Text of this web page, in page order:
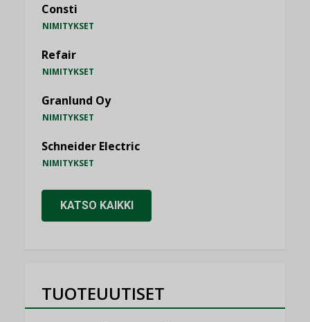
Consti
NIMITYKSET
Refair
NIMITYKSET
Granlund Oy
NIMITYKSET
Schneider Electric
NIMITYKSET
KATSO KAIKKI
TUOTEUUTISET